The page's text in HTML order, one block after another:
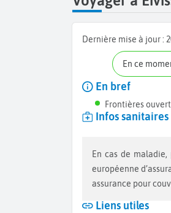
Dernière mise à jour :
En ce
En bref
Frontières
Infos sanitaires
En cas de maladie, pour être pris en charge par la sécurité sociale vous devez vous munir d’une carte
européenne
assurance pour
Liens utiles